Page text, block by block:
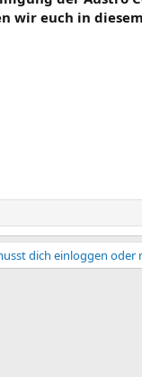
wir euch in
dich einloggen